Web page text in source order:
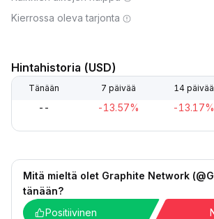
Kierrossa oleva tarjonta
Hintahistoria (USD)
Tänään 7 päivää 14 päivää
-- -13.57% -13.17%
Mitä mieltä olet Graphite Network
tänään?
Positiivinen